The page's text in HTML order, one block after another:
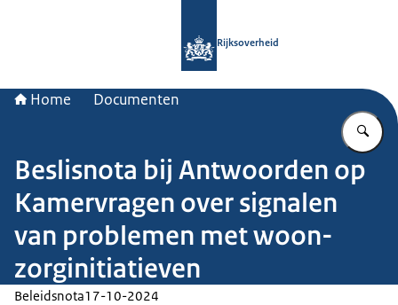
Rijksoverheid
Home Documenten
Beslisnota bij Antwoorden op
Kamervragen over signalen
van problemen met woon-
zorginitiatieven
Beleidsnota17-10-2024